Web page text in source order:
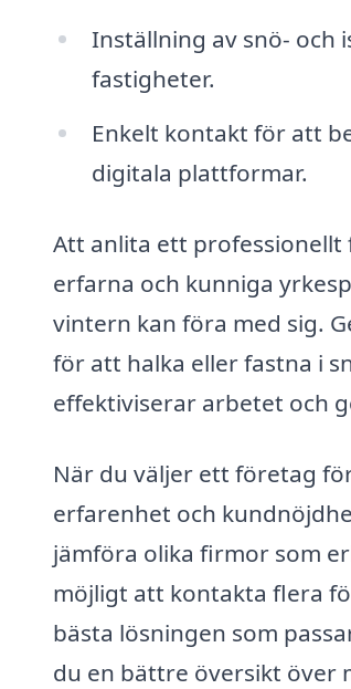
Inställning av snö- och
fastigheter.
Enkelt kontakt för att
digitala plattformar.
Att anlita ett
erfarna och kunniga
vintern kan föra med sig.
för att halka eller fastna i
effektiviserar arbetet och
När du väljer ett företag
erfarenhet och
jämföra olika firmor som
möjligt att kontakta flera
bästa lösningen som
du en bättre översikt över